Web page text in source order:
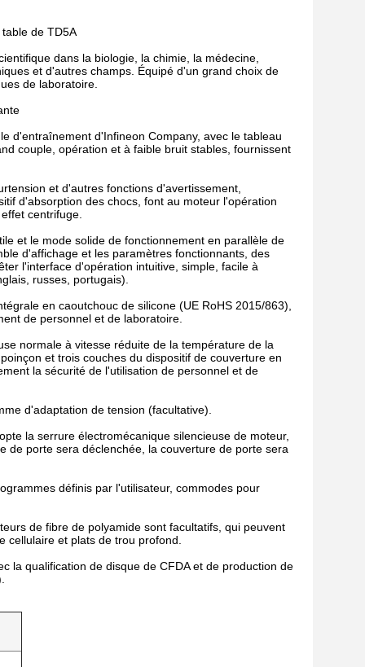
de TD5A
dans la biologie, la chimie, la médecine,
et d'autres champs. Équipé d'un grand choix de
de laboratoire.
d'entraînement d'Infineon Company, avec le tableau
couple, opération et à faible bruit stables, fournissent
et d'autres fonctions d'avertissement,
d'absorption des chocs, font au moteur l'opération
centrifuge.
et le mode solide de fonctionnement en parallèle de
d'affichage et les paramètres fonctionnants, des
l'interface d'opération intuitive, simple, facile à
russes, portugais).
en caoutchouc de silicone (UE RoHS 2015/863),
de personnel et de laboratoire.
normale à vitesse réduite de la température de la
et trois couches du dispositif de couverture en
la sécurité de l'utilisation de personnel et de
d'adaptation de tension (facultative).
la serrure électromécanique silencieuse de moteur,
de porte sera déclenchée, la couverture de porte sera
définis par l'utilisateur, commodes pour
de fibre de polyamide sont facultatifs, qui peuvent
cellulaire et plats de trou profond.
la qualification de disque de CFDA et de production de